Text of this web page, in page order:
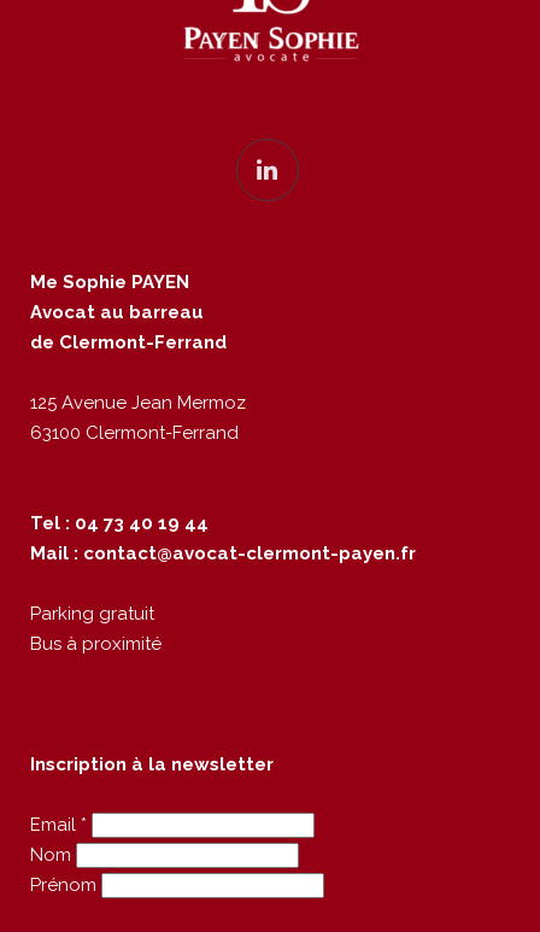
Me Sophie PAYEN
Avocat au barreau
de Clermont-Ferrand
125 Avenue Jean Mermoz
63100 Clermont-Ferrand
Tel : 04 73 40 19 44
Mail : contact@avocat-clermont-payen.fr
Parking gratuit
Bus à proximité
Inscription à la newsletter
Email *
Nom
Prénom